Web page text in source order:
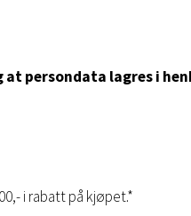
persondata lagres i
i rabatt på kjøpet.*